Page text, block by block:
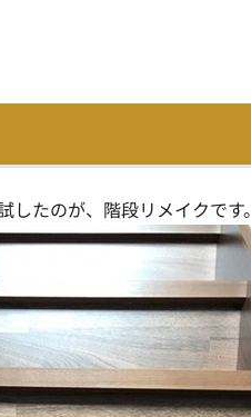
たのが、階段リメイクです。